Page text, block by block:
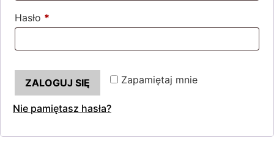
Hasło *
Zapamiętaj mnie
ZALOGUJ SIĘ
Nie pamiętasz hasła?